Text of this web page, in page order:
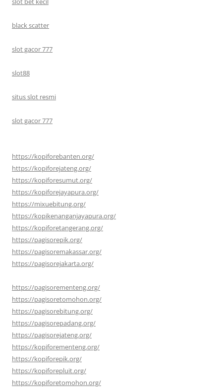
black scatter
slot gacor 777
slot88
situs slot resmi
slot gacor 777
https://kopiforebanten.org/
https://kopiforejateng.org/
https://kopiforesumut.org/
https://kopiforejayapura.org/
https://mixuebitung.org/
https://kopikenanganjayapura.org/
https://kopiforetangerang.org/
https://pagisorepik.org/
https://pagisoremakassar.org/
https://pagisorejakarta.org/
https://pagisorementeng.org/
https://pagisoretomohon.org/
https://pagisorebitung.org/
https://pagisorepadang.org/
https://pagisorejateng.org/
https://kopiforementeng.org/
https://kopiforepik.org/
https://kopiforepluit.org/
https://kopiforetomohon.org/